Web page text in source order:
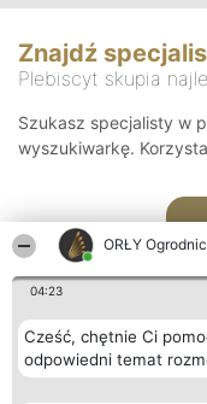
ORŁY
04:23
Cześć, chętnie Ci
odpowiedni temat
Znajdź
Plebiscyt skupia
Szukasz specjalisty w
wyszukiwarkę.